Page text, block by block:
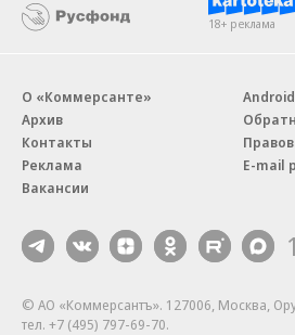
18+ реклама
О «Коммерсанте»
Архив
Контакты
Реклама
Вакансии
Android
E-mail
© АО «Коммерсантъ». 127006, Москва,
тел. +7 (495) 797-69-70.